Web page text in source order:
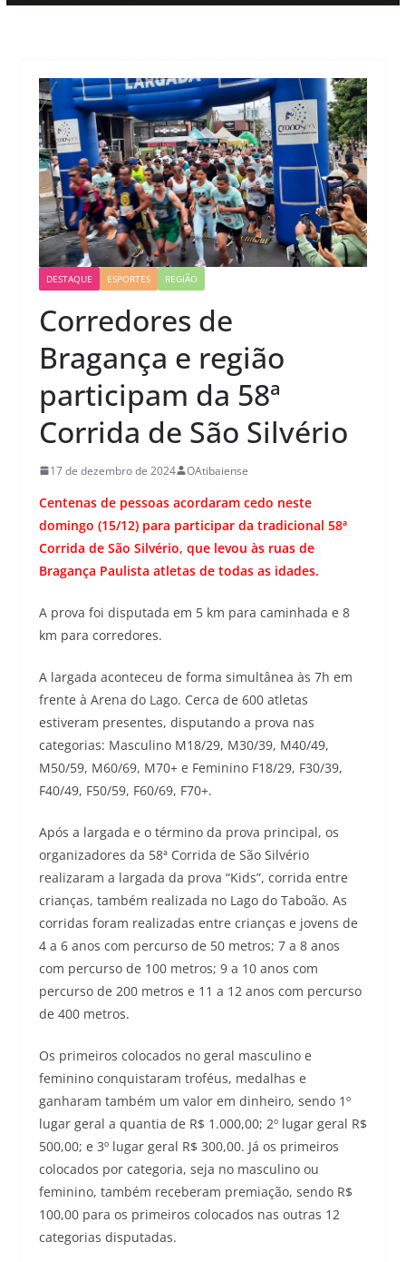
DESTAQUE ESPORTES REGIÃO
Corredores de
Bragança e região
participam da 58ª
Corrida de São Silvério
17 de dezembro de 2024 OAtibaiense
Centenas de pessoas acordaram cedo neste
domingo (15/12) para participar da tradicional 58ª
Corrida de São Silvério, que levou às ruas de
Bragança Paulista atletas de todas as idades.
A prova foi disputada em 5 km para caminhada e 8
km para corredores.
A largada aconteceu de forma simultânea às 7h em
frente à Arena do Lago. Cerca de 600 atletas
estiveram presentes, disputando a prova nas
categorias: Masculino M18/29, M30/39, M40/49,
M50/59, M60/69, M70+ e Feminino F18/29, F30/39,
F40/49, F50/59, F60/69, F70+.
Após a largada e o término da prova principal, os
organizadores da 58ª Corrida de São Silvério
realizaram a largada da prova “Kids”, corrida entre
crianças, também realizada no Lago do Taboão. As
corridas foram realizadas entre crianças e jovens de
4 a 6 anos com percurso de 50 metros; 7 a 8 anos
com percurso de 100 metros; 9 a 10 anos com
percurso de 200 metros e 11 a 12 anos com percurso
de 400 metros.
Os primeiros colocados no geral masculino e
feminino conquistaram troféus, medalhas e
ganharam também um valor em dinheiro, sendo 1º
lugar geral a quantia de R$ 1.000,00; 2º lugar geral R$
500,00; e 3º lugar geral R$ 300,00. Já os primeiros
colocados por categoria, seja no masculino ou
feminino, também receberam premiação, sendo R$
100,00 para os primeiros colocados nas outras 12
categorias disputadas.